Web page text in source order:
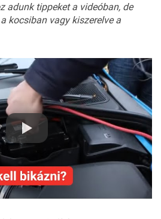
adunk tippeket a videóban, de
kocsiban vagy kiszerelve a